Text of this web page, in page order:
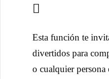
Esta función te
divertidos para
o cualquier persona